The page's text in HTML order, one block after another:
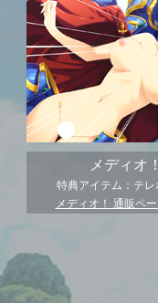
メディオ
特典アイテム：テレ
メディオ！ 通販ペ